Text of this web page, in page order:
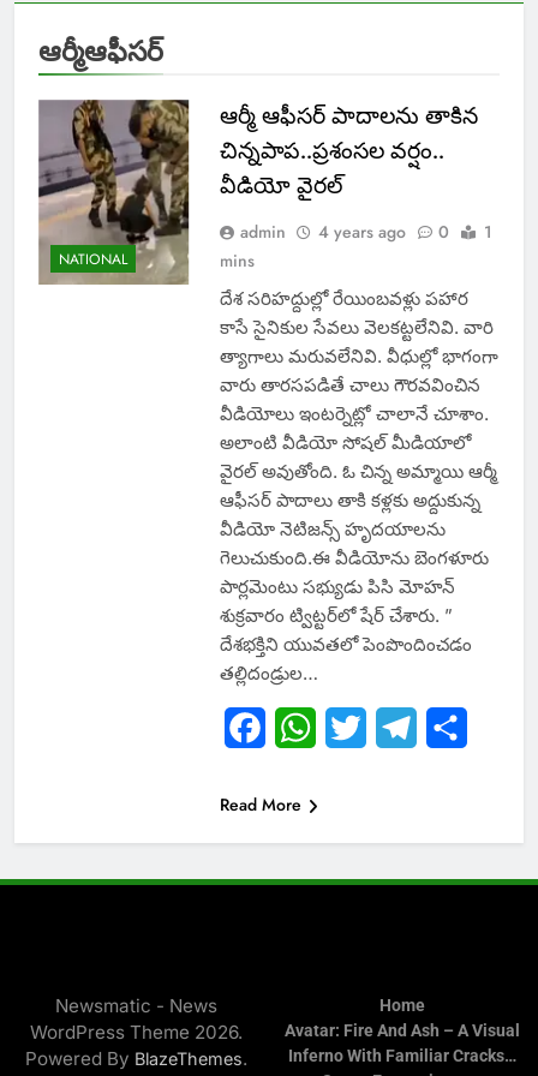
ఆర్మీఆఫీసర్
NATIONAL
ఆర్మీ ఆఫీసర్ పాదాలను తాకిన
చిన్నపాప..ప్రశంసల వర్షం..
వీడియో వైరల్
admin 4 years ago 0
1
mins
దేశ సరిహద్దుల్లో రేయింబవళ్లు పహార
కాసే సైనికుల సేవలు వెలకట్టలేనివి. వారి
త్యాగాలు మరువలేనివి. వీధుల్లో భాగంగా
వారు తారసపడితే చాలు గౌరవవించిన
వీడియోలు ఇంటర్నెట్లో చాలానే చూశాం.
అలాంటి వీడియో సోషల్ మీడియాలో
వైరల్ అవుతోంది. ఓ చిన్న అమ్మాయి ఆర్మీ
ఆఫీసర్ పాదాలు తాకి కళ్లకు అద్దుకున్న
వీడియో నెటిజన్స్ హృదయాలను
గెలుచుకుంది.ఈ వీడియోను బెంగళూరు
పార్లమెంటు సభ్యుడు పిసి మోహన్
శుక్రవారం ట్విట్టర్‌లో షేర్ చేశారు. ”
దేశభక్తిని యువతలో పెంపొందించడం
తల్లిదండ్రుల…
FacebookWhatsApp
Twitter Telegram
Read More
Newsmatic - News
WordPress Theme 2026.
Powered By BlazeThemes.
Home
Avatar: Fire And Ash – A Visual
Inferno With Familiar Cracks…